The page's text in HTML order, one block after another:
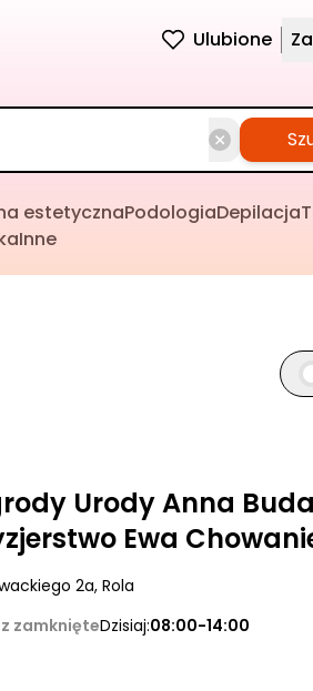
Ulubione
estetycznaPodologiaDepilacja
Inne
Urody Anna Buda
Ewa
2a, Rola
zamknięteDzisiaj:08:00-14:00